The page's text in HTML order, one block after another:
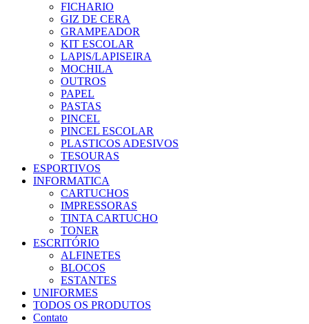
FICHARIO
GIZ DE CERA
GRAMPEADOR
KIT ESCOLAR
LAPIS/LAPISEIRA
MOCHILA
OUTROS
PAPEL
PASTAS
PINCEL
PINCEL ESCOLAR
PLASTICOS ADESIVOS
TESOURAS
ESPORTIVOS
INFORMATICA
CARTUCHOS
IMPRESSORAS
TINTA CARTUCHO
TONER
ESCRITÓRIO
ALFINETES
BLOCOS
ESTANTES
UNIFORMES
TODOS OS PRODUTOS
Contato